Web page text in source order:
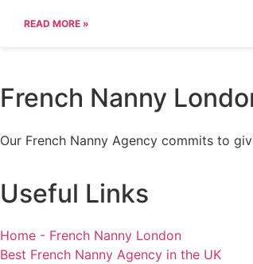
READ MORE »
French Nanny
Our French Nanny Agency commits to
Useful Links
Home - French Nanny London
Best French Nanny Agency in the UK